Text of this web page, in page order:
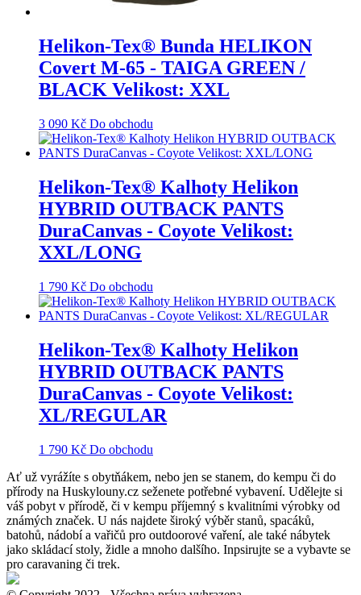
Helikon-Tex® Bunda HELIKON
Covert M-65 - TAIGA GREEN /
BLACK Velikost: XXL
3 090 Kč Do obchodu
Helikon-Tex® Kalhoty Helikon
HYBRID OUTBACK PANTS
DuraCanvas - Coyote Velikost:
XXL/LONG
1 790 Kč Do obchodu
Helikon-Tex® Kalhoty Helikon
HYBRID OUTBACK PANTS
DuraCanvas - Coyote Velikost:
XL/REGULAR
1 790 Kč Do obchodu
Ať už vyrážíte s obytňákem, nebo jen se stanem, do kempu či do
přírody na Huskylouny.cz seženete potřebné vybavení. Udělejte si
váš pobyt v přírodě, či v kempu příjemný s kvalitními výrobky od
známých značek. U nás najdete široký výběr stanů, spacáků,
batohů, nádobí a vařičů pro outdoorové vaření, ale také nábytek
jako skládací stoly, židle a mnoho dalšího. Inpsirujte se a vybavte se
pro caravaning či trek.